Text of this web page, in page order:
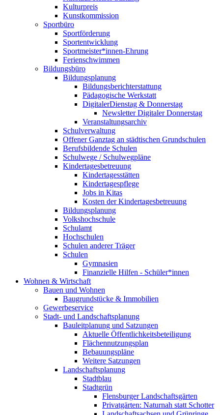
Kulturpreis
Kunstkommission
Sportbüro
Sportförderung
Sportentwicklung
Sportmeister*innen-Ehrung
Ferienschwimmen
Bildungsbüro
Bildungsplanung
Bildungsberichterstattung
Pädagogische Werkstatt
DigitalerDienstag & Donnerstag
Newsletter Digitaler Donnerstag
Veranstaltungsarchiv
Schulverwaltung
Offener Ganztag an städtischen Grundschulen
Berufsbildende Schulen
Schulwege / Schulwegpläne
Kindertagesbetreuung
Kindertagesstätten
Kindertagespflege
Jobs in Kitas
Kosten der Kindertagesbetreuung
Bildungsplanung
Volkshochschule
Schulamt
Hochschulen
Schulen anderer Träger
Schulen
Gymnasien
Finanzielle Hilfen - Schüler*innen
Wohnen & Wirtschaft
Bauen und Wohnen
Baugrundstücke & Immobilien
Gewerbeservice
Stadt- und Landschaftsplanung
Bauleitplanung und Satzungen
Aktuelle Öffentlichkeitsbeteiligung
Flächennutzungsplan
Bebauungspläne
Weitere Satzungen
Landschaftsplanung
Stadtblau
Stadtgrün
Flensburger Landschaftsgärten
Privatgärten: Naturnah statt Schotter